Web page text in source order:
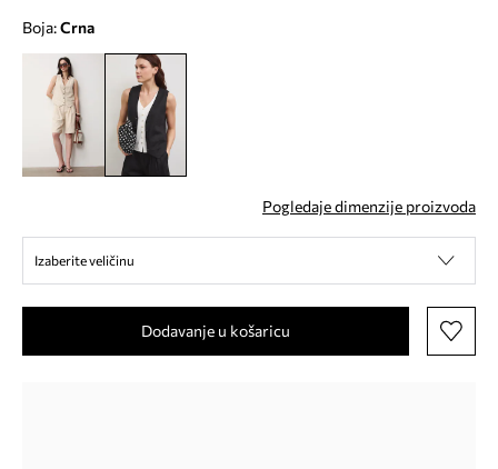
Boja: crna
Pogledaje dimenzije proizvoda
Izaberite veličinu
Dodavanje u košaricu